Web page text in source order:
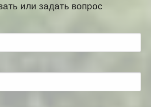
или задать вопрос